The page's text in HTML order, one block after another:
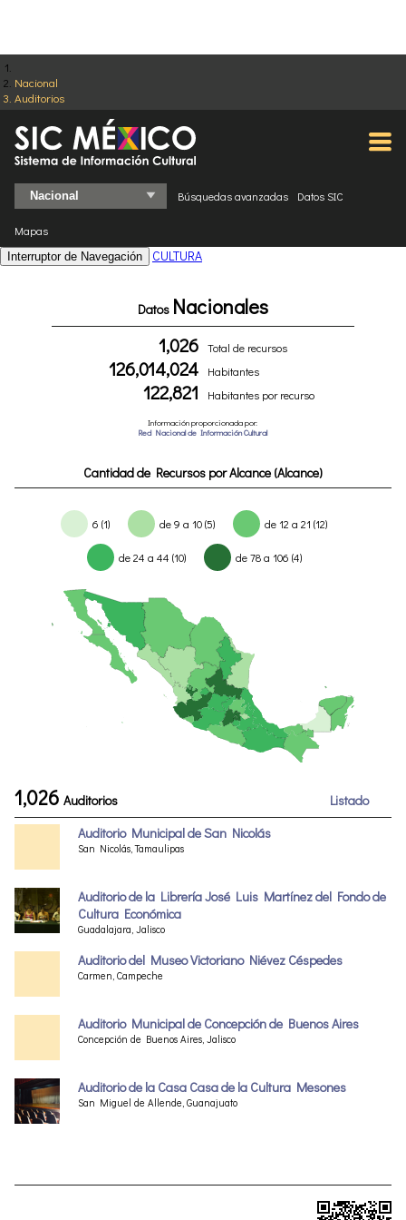
Nacional
Auditorios
Búsquedas avanzadas Datos SIC
Mapas
Interruptor de Navegación CULTURA
Datos Nacionales
1,026 Total de recursos
126,014,024 Habitantes
122,821 Habitantes por recurso
Información proporcionada por:
Red Nacional de Información Cultural
1,026 Auditorios
Listado
Auditorio Municipal de San Nicolás
San Nicolás, Tamaulipas
Auditorio de la Librería José Luis Martínez del Fondo de
Cultura Económica
Guadalajara, Jalisco
Auditorio del Museo Victoriano Niévez Céspedes
Carmen, Campeche
Auditorio Municipal de Concepción de Buenos Aires
Concepción de Buenos Aires, Jalisco
Auditorio de la Casa Casa de la Cultura Mesones
San Miguel de Allende, Guanajuato
Cantidad de Recursos por Alcance (Alcance)
6 (1) de 9 a 10 (5) de 12 a 21 (12)
de 24 a 44 (10) de 78 a 106 (4)